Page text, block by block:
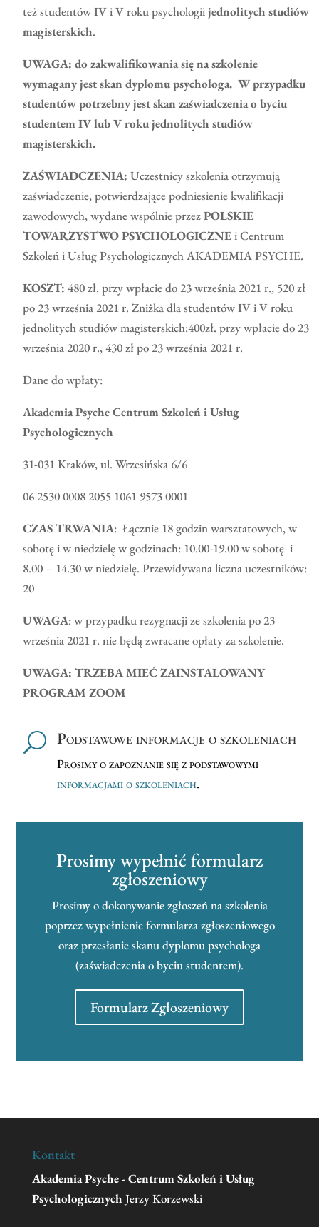
też studentów IV i V roku psychologiijednolitych studiów
magisterskich.
UWAGA: do zakwalifikowania się na szkolenie
wymagany jest skan dyplomu psychologa. W przypadku
studentów potrzebny jest skan zaświadczenia o byciu
studentem IV lub V roku jednolitych studiów
magisterskich.
ZAŚWIADCZENIA: Uczestnicy szkolenia otrzymują
zaświadczenie, potwierdzające podniesienie kwalifikacji
zawodowych, wydane wspólnie przezPOLSKIE
TOWARZYSTWO PSYCHOLOGICZNEi Centrum
Szkoleń i Usług Psychologicznych AKADEMIA PSYCHE.
KOSZT: 480 zł. przy wpłacie do 23 września 2021 r., 520 zł
po 23 września 2021 r. Zniżka dla studentów IV i V roku
jednolitych studiów magisterskich:400zł. przy wpłacie do 23
września 2020 r., 430 zł po 23 września 2021 r.
Dane do wpłaty:
Akademia Psyche Centrum Szkoleń i Usług
Psychologicznych
31-031 Kraków, ul. Wrzesińska 6/6
06 2530 0008 2055 1061 9573 0001
CZAS TRWANIA: Łącznie 18 godzin warsztatowych, w
sobotę i w niedzielę w godzinach: 10.00-19.00 w sobotę i
8.00 – 14.30 w niedzielę. Przewidywana liczna uczestników:
20
UWAGA: w przypadku rezygnacji ze szkolenia po 23
września 2021 r. nie będą zwracane opłaty za szkolenie.
UWAGA: TRZEBA MIEĆ ZAINSTALOWANY
PROGRAM ZOOM
U Podstawowe informacje o szkoleniach
Prosimy o zapoznanie się z podstawowymi
informacjami o szkoleniach.
Prosimy wypełnić formularz
zgłoszeniowy
Prosimy o dokonywanie zgłoszeń na szkolenia
poprzez wypełnienie formularza zgłoszeniowego
oraz przesłanie skanu dyplomu psychologa
(zaświadczenia o byciu studentem).
Formularz Zgłoszeniowy
Kontakt
Akademia Psyche - Centrum Szkoleń i Usług
Psychologicznych Jerzy Korzewski